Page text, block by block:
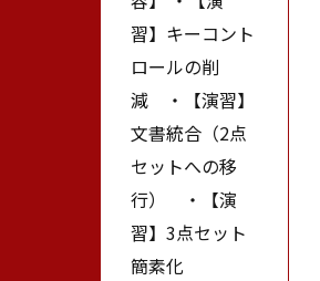
習】キーコント
ロールの削
減 ・【演習】
文書統合（2点
セットへの移
行） ・【演
習】3点セット
簡素化